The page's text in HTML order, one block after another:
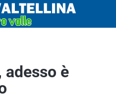
adesso è